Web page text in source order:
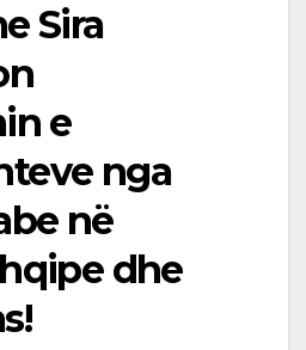
Sira
e
nga
në
dhe